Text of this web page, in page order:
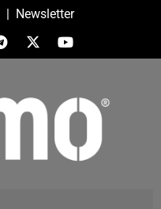
| Newsletter